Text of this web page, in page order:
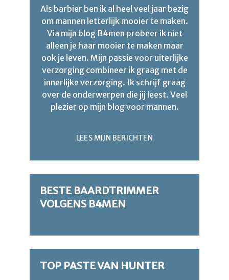
Als barbier ben ik al heel veel jaar bezig
om mannen letterlijk mooier te maken.
Via mijn blog B4men probeer ik niet
alleen je haar mooier te maken maar
ook je leven. Mijn passie voor uiterlijke
verzorging combineer ik graag met de
innerlijke verzorging. Ik schrijf graag
over de onderwerpen die jij leest. Veel
plezier op mijn blog voor mannen.
LEES MIJN BERICHTEN
BESTE BAARDTRIMMER
VOLGENS B4MEN
TOP PASTE VAN HUNTER